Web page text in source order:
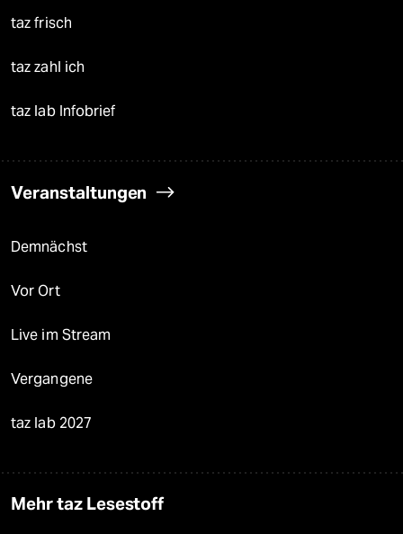
taz frisch
taz zahl ich
taz lab Infobrief
Veranstaltungen
Demnächst
Vor Ort
Live im Stream
Vergangene
taz lab 2027
Mehr taz Lesestoff